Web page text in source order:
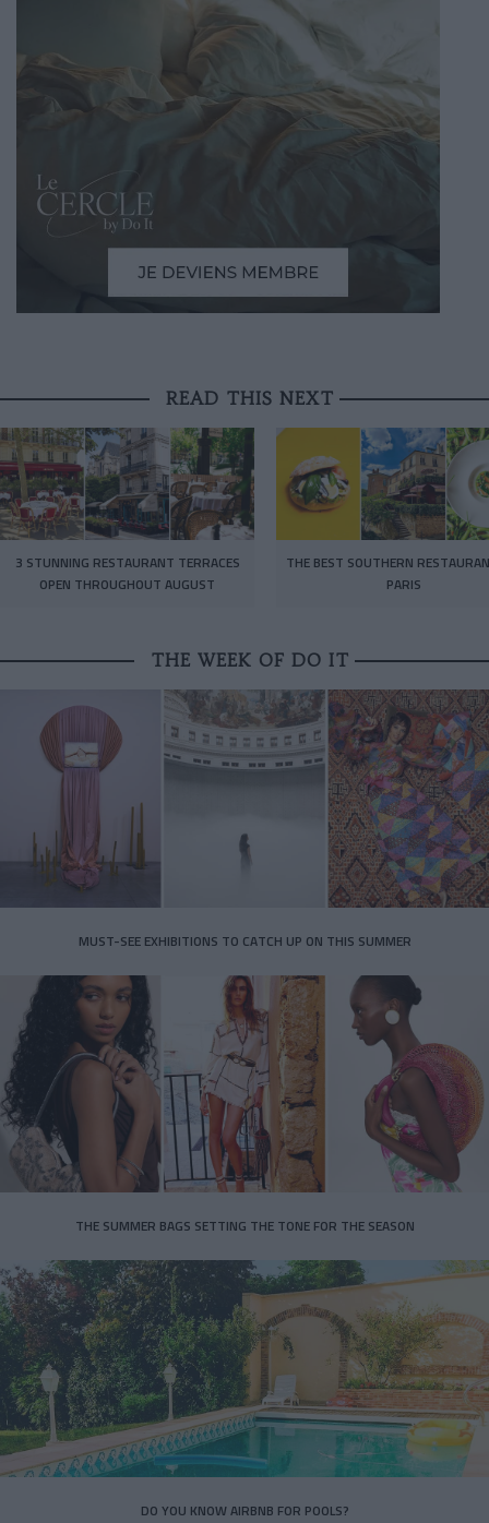
READ THIS NEXT
3 STUNNING RESTAURANT TERRACES
OPEN THROUGHOUT AUGUST
THE BEST SOUTHERN
PARIS
THE WEEK OF DO IT
MUST-SEE EXHIBITIONS TO CATCH UP ON THIS SUMMER
THE SUMMER BAGS SETTING THE TONE FOR THE SEASON
DO YOU KNOW AIRBNB FOR POOLS?